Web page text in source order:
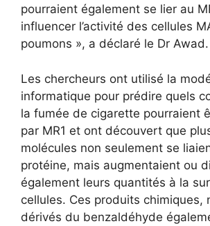
pourraient également se lier au
influencer l’activité des cellules
poumons », a déclaré le Dr Awad.
Les chercheurs ont utilisé la
informatique pour prédire quels
la fumée de cigarette pourraient
par MR1 et ont découvert que
molécules non seulement se
protéine, mais augmentaient ou
également leurs quantités à la
cellules. Ces produits chimiques,
dérivés du benzaldéhyde